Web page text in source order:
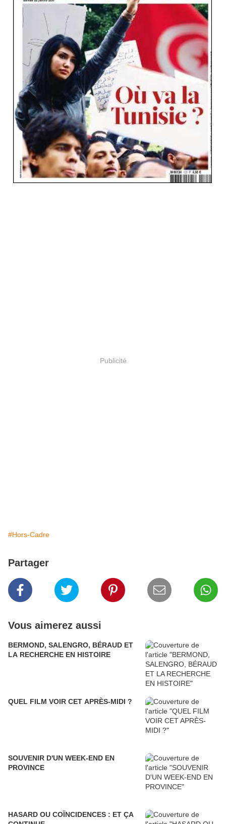
Publicité
#Hors-Cadre
Partager
Vous aimerez aussi
BERMOND, SALENGRO, BÉRAUD ET
LA RECHERCHE EN HISTOIRE
QUEL FILM VOIR CET APRÈS-MIDI ?
SOUVENIR D'UN WEEK-END EN
PROVINCE
HASARD OU COÏNCIDENCES : ET ÇA